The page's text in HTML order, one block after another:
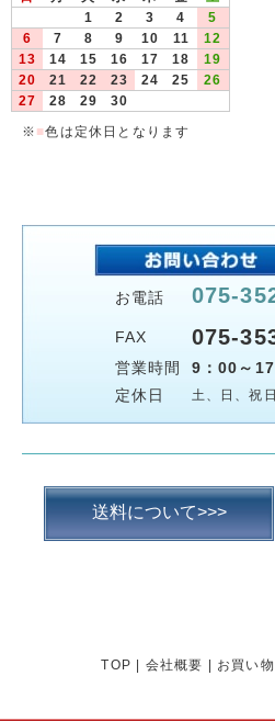
1
2 3 4
5
6
7 8 9 10 11
12
13
14 15 16 17 18
19
20
21 22 23 24 25
26
27
28 29
30
※ ■色は定休日となります
お電話 075-
FAX 075-
営業時間
9：00～
定休日
土、日、祝日
送料について>>>
TOP 会社概要 お買い